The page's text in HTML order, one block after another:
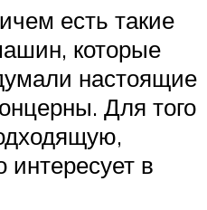
есть такие
которые
настоящие
Для того
интересует в